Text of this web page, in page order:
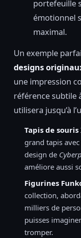
portefeuille
émotionnel
maximal.
Un exemple
designs
une impression
référence subtile
utilisera jusqu’à
Tapis de souris
grand tapis
design de
améliore aussi
Figurines
collection,
milliers de
puisses
tromper.